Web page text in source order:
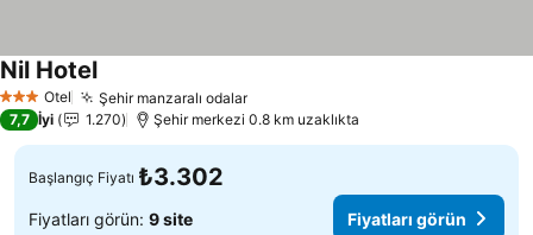
3 YıldızOtel Şehir manzaralı odalarFiyatları görün
Nil HotelFiyatları görün
7,7 İyi 1.270 Şehir merkezi 0.8 km uzaklıkta
Başlangıç Fiyatı ₺3.302
Fiyatları görün: 9 site Fiyatları görün